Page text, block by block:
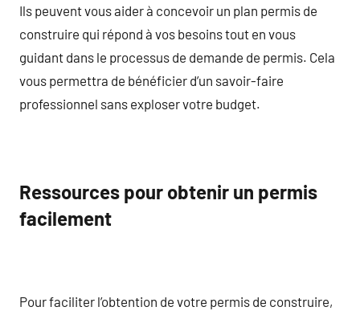
Ils peuvent vous aider à concevoir un plan permis de
construire qui répond à vos besoins tout en vous
guidant dans le processus de demande de permis. Cela
vous permettra de bénéficier d’un savoir-faire
professionnel sans exploser votre budget.
Ressources pour obtenir un permis
facilement
Pour faciliter l’obtention de votre permis de construire,